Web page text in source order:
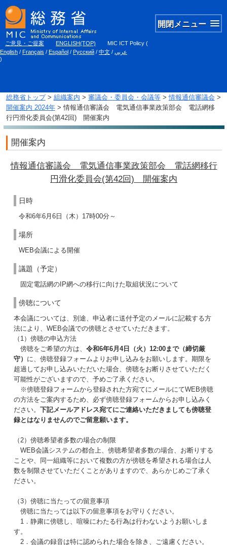
開閉メニュー
ご意見・ご提案 ENGLISH(TOP) MIC ICT Policy (
English / Français / Español / Русский / 中文 / عربي
)
総務省トップ> 組織案内 > 審議会・委員会・会議等>情報通信審議会 >
開催案内 2024年> 情報通信審議会 電気通信事業政策部会 電話網移
行円滑化委員会(第42回) 開催案内
開催案内
情報通信審議会 電気通信事業政策部会 電話網移行
円滑化委員会(第42回) 開催案内
日時
令和6年6月6日（木）17時00分～
場所
WEB会議による開催
議題（予定）
固定電話網のIP網への移行に向けた取組状況について
傍聴について
本会議については、別途、申込者に送付予定のメールに記載する方
法により、WEB会議での傍聴とさせていただきます。
（1）傍聴の申込方法
傍聴をご希望の方は、 令和6年6月4日（火）12:00まで（締切厳
守） に、傍聴登録フォームよりお申し込みをお願いします。期限を
超過してお申し込みいただいた場合、傍聴をお断りさせていただく
可能性がございますので、予めご了承ください。
※傍聴登録フォームから登録された方宛てにメールにてWEB傍聴
の方法をご案内するため、必ず傍聴登録フォームからお申し込みく
ださい。 下記メールアドレス宛てにご連絡いただきましても傍聴登
録とはなりませんのでご留意願います。
（2）傍聴希望者多数の場合の制限
WEB会議システムの都合上、傍聴希望者多数の場合、お断りする
ことや、同一組織等において複数の方が傍聴を希望される場合は人
数を制限させていただくことがありますので、あらかじめご了承く
ださい。
（3）傍聴に当たっての留意事項
傍聴に当たっては以下の留意事項をお守りください。
1．静粛に傍聴し、喧噪にわたる行為は行わないようお願いしま
す。
2．会議の録音は特に認められた場合を除き、ご遠慮ください。